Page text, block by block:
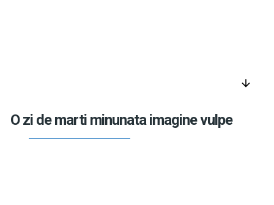
arrow_downward
O zi de marti minunata imagine vulpe